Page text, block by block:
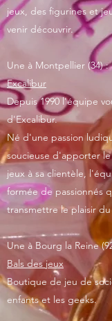
jeux, des figurines et
venir découvrir.
Une à Montpellier (34) :
Excalibur
Depuis 1990 l'équipe
d'Excalibur.
Né d'une passion
soucieuse d'apporter
jeux à sa clientèle,
formée de passionnés
transmettre le plaisir
Une à Bourg la Reine
Bals des jeux
Boutique de jeu de
enfants et les geeks.